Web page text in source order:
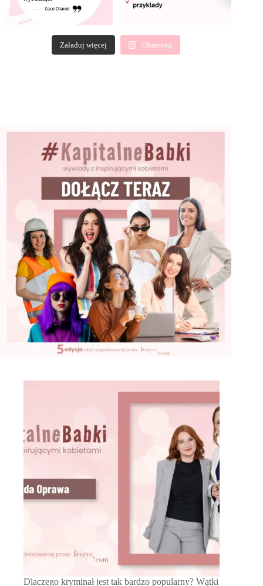
Załaduj więcej Obserwuj
Dlaczego kryminał jest tak bardzo popularny? Wątki